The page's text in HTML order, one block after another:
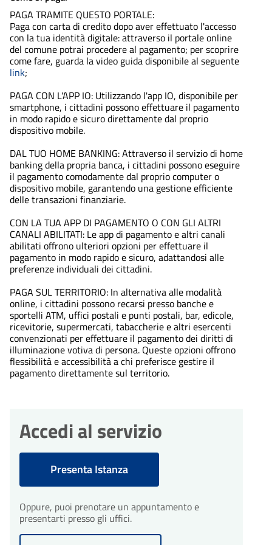
PAGA TRAMITE QUESTO PORTALE:
Paga con carta di credito dopo aver effettuato l'accesso
con la tua identità digitale: attraverso il portale online
del comune potrai procedere al pagamento; per scoprire
come fare, guarda la video guida disponibile al seguente
link;
PAGA CON L'APP IO: Utilizzando l'app IO, disponibile per
smartphone, i cittadini possono effettuare il pagamento
in modo rapido e sicuro direttamente dal proprio
dispositivo mobile.
DAL TUO HOME BANKING: Attraverso il servizio di home
banking della propria banca, i cittadini possono eseguire
il pagamento comodamente dal proprio computer o
dispositivo mobile, garantendo una gestione efficiente
delle transazioni finanziarie.
CON LA TUA APP DI PAGAMENTO O CON GLI ALTRI
CANALI ABILITATI: Le app di pagamento e altri canali
abilitati offrono ulteriori opzioni per effettuare il
pagamento in modo rapido e sicuro, adattandosi alle
preferenze individuali dei cittadini.
PAGA SUL TERRITORIO: In alternativa alle modalità
online, i cittadini possono recarsi presso banche e
sportelli ATM, uffici postali e punti postali, bar, edicole,
ricevitorie, supermercati, tabaccherie e altri esercenti
convenzionati per effettuare il pagamento dei diritti di
illuminazione votiva di persona. Queste opzioni offrono
flessibilità e accessibilità a chi preferisce gestire il
pagamento direttamente sul territorio.
Accedi al servizio
Presenta Istanza
Oppure, puoi prenotare un appuntamento e
presentarti presso gli uffici.